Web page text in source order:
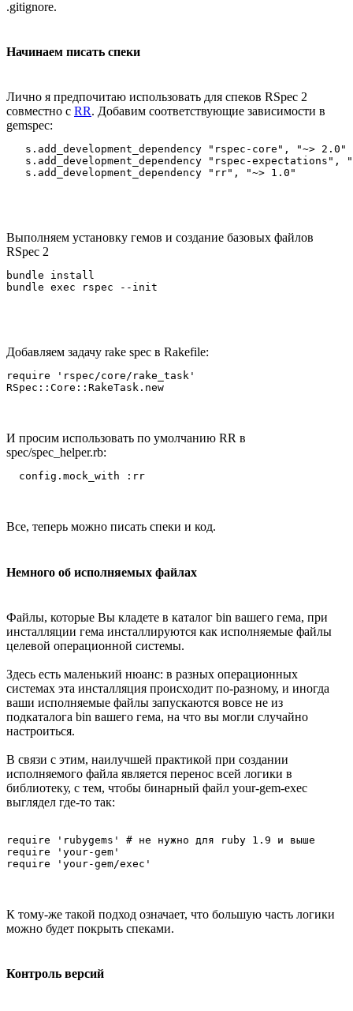
.gitignore.
Начинаем писать спеки
Лично я предпочитаю использовать для спеков RSpec 2
совместно с RR. Добавим соответствующие зависимости в
gemspec:
   s.add_development_dependency "rspec-core", "~> 2.0"
s.add_development_dependency "rspec-expectations",
Выполняем установку гемов и создание базовых файлов
RSpec 2
bundle install
Добавляем задачу rake spec в Rakefile:
require 'rspec/core/rake_task'
И просим использовать по умолчанию RR в
spec/spec_helper.rb:
Все, теперь можно писать спеки и код.
Немного об исполняемых файлах
Файлы, которые Вы кладете в каталог bin вашего гема, при
инсталляции гема инсталлируются как исполняемые файлы
целевой операционной системы.
Здесь есть маленький нюанс: в разных операционных
системах эта инсталляция происходит по-разному, и иногда
ваши исполняемые файлы запускаются вовсе не из
подкаталога bin вашего гема, на что вы могли случайно
настроиться.
В связи с этим, наилучшей практикой при создании
исполняемого файла является перенос всей логики в
библиотеку, с тем, чтобы бинарный файл your-gem-exec
выглядел где-то так:
require 'rubygems' # не нужно для ruby 1.9 и выше
require 'your-gem'
К тому-же такой подход означает, что большую часть логики
можно будет покрыть спеками.
Контроль версий